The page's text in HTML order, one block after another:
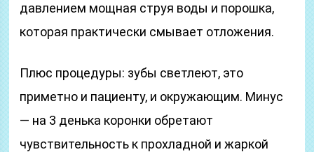
давлением мощная струя воды и порошка,
которая практически смывает отложения.
Плюс процедуры: зубы светлеют, это
приметно и пациенту, и окружающим. Минус
— на 3 денька коронки обретают
чувствительность к прохладной и жаркой